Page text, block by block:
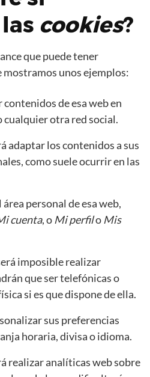
cookies?
que puede tener
mostramos unos ejemplos:
de esa web en
cualquier otra red social.
adaptar los contenidos a sus
como suele ocurrir en las
personal de esa web,
cuenta, o Mi perfilo Mis
imposible realizar
que ser telefónicas o
si es que dispone de ella.
sus preferencias
horaria, divisa o idioma.
realizar analíticas web sobre